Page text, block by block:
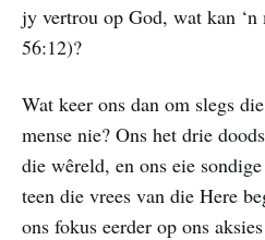
jy vertrou op God, wat kan ‘n
56:12)?
Wat keer ons dan om slegs
mense nie? Ons het drie
die wêreld, en ons eie
teen die vrees van die Here
ons fokus eerder op ons